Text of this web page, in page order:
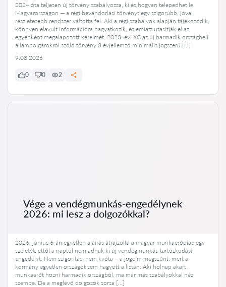
2024 óta teljesen új törvény szabályozza, ki és hogyan telepedhet le
Magyarországon — a régi bevándorlási törvényt egy szigorúbb, jóval
részletesebb rendszer váltotta fel. Aki a régi szabályok alapján tájékozódik,
könnyen elavult információra hagyatkozik, és emiatt utasítják el az
egyébként megalapozott kérelmét. 2023. évi XC.az új harmadik országbeli
állampolgárokról szóló törvény 3 évjellemző minimális jogszerű […]
9.08.2026
0 0 2
Vége a vendégmunkás-engedélynek
2026: mi lesz a dolgozókkal?
2026. június 6-án egyetlen aláírás átrajzolta a magyar munkaerőpiac egy
szeletét: ettől a naptól nem adnak ki új vendégmunkás-tartózkodási
engedélyt. Nem szigorítás, nem kvóta – a jogcím megszűnt, mert a
kormány egyetlen országot sem hagyott a listán. Aki holnap akart
munkaerőt hozni harmadik országból, ma már más szabályokkal néz
szembe. De a meglévő dolgozók sorsa […]